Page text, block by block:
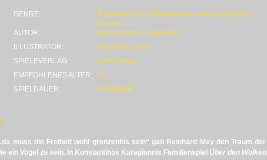
GENRE:
Tileplacement • Strategiespiel • Aktionsplanung •
Familien ...
AUTOR:
Konstantinos Karagiannis
ILLUSTRATOR:
Alexander Jung
SPIELEVERLAG:
Zoch Verlag
EMPFOHLENES ALTER:
10
SPIELDAUER:
45 Minuten
muss die Freiheit wohl grenzenlos sein“ gab Reinhard Mey den Traum der
ein Vogel zu sein. In Konstantinos Karagiannis Familienspiel Über den Wolken